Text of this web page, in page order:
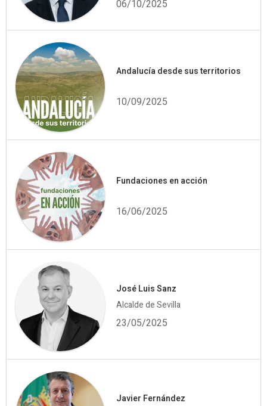
06/10/2025
Andalucía desde sus territorios
10/09/2025
Fundaciones en acción
16/06/2025
José Luis Sanz
Alcalde de Sevilla
23/05/2025
Javier Fernández